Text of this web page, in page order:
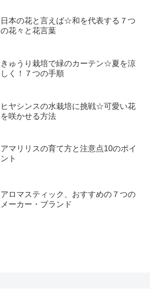
日本の花と言えば☆和を代表する７つ
の花々と花言葉
きゅうり栽培で緑のカーテン☆夏を涼
しく！７つの手順
ヒヤシンスの水栽培に挑戦☆可愛い花
を咲かせる方法
アマリリスの育て方と注意点10のポイ
ント
アロマスティック、おすすめの７つの
メーカー・ブランド